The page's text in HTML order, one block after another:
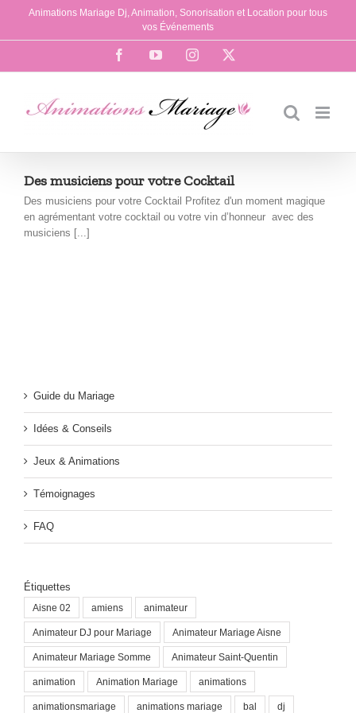
Passer
contenu
Animations Mariage Dj, Animation, Sonorisation et Location pour tous
vos Événements
FacebookYouTubeInstagram
Des musiciens pour votre Cocktail
Des musiciens pour votre Cocktail Profitez d'un moment magique
en agrémentant votre cocktail ou votre vin d’honneur avec des
musiciens [...]
Guide du Mariage
Idées & Conseils
Jeux & Animations
Témoignages
FAQ
Étiquettes
Aisne 02 amiens animateur
Animateur DJ pour Mariage Animateur Mariage Aisne
Animateur Mariage Somme Animateur Saint-Quentin
animation Animation Mariage animations
animationsmariage animations mariage bal dj